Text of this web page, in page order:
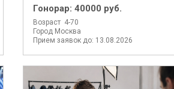
Гонорар: 40000 руб.
Возраст 4-70
Город Москва
Прием заявок до: 13.08.2026